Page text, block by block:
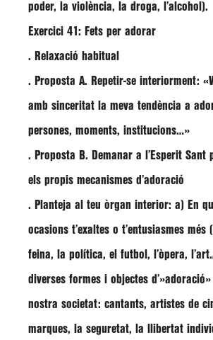
poder, la violència, la droga, l’alcohol).
Exercici 41: Fets per adorar
. Relaxació habitual
. Proposta A. Repetir-se interiorment:
amb sinceritat la meva tendència a
persones, moments, institucions…»
. Proposta B. Demanar a l’Esperit Sant
els propis mecanismes d’adoració
. Planteja al teu òrgan interior: a) En
ocasions t’exaltes o t’entusiasmes més
feina, la política, el futbol, l’òpera,
diverses formes i objectes
nostra societat: cantants, artistes de
marques, la seguretat, la llibertat